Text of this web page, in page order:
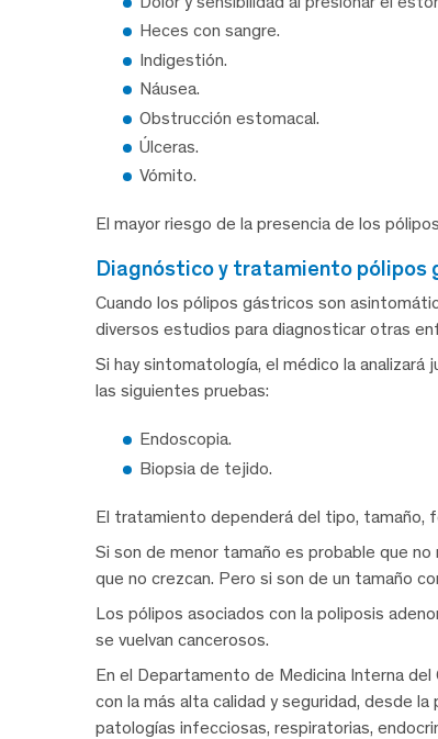
Heces con sangre.
Indigestión.
Náusea.
Obstrucción estomacal.
Úlceras.
Vómito.
El mayor riesgo de la presencia de los
diagnóstico y tratamiento pólipos
Cuando los pólipos gástricos son
diversos estudios para diagnosticar otras
Si hay sintomatología, el médico la
las siguientes pruebas:
Endoscopia.
Biopsia de tejido.
El tratamiento dependerá del tipo, tamaño,
Si son de menor tamaño es probable que
que no crezcan. Pero si son de un tamaño
Los pólipos asociados con la poliposis
se vuelvan cancerosos.
En el Departamento de Medicina Interna
con la más alta calidad y seguridad, desde
patologías infecciosas, respiratorias,